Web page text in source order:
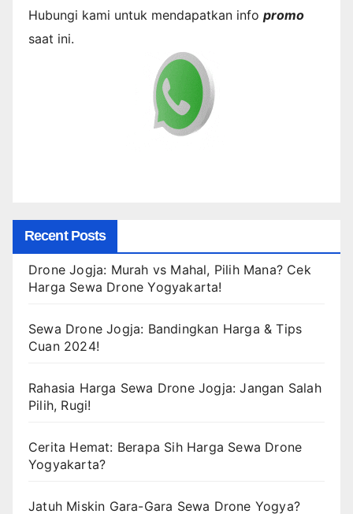
Hubungi kami untuk mendapatkan info promo
saat ini.
Recent Posts
Drone Jogja: Murah vs Mahal, Pilih Mana? Cek
Harga Sewa Drone Yogyakarta!
Sewa Drone Jogja: Bandingkan Harga & Tips
Cuan 2024!
Rahasia Harga Sewa Drone Jogja: Jangan Salah
Pilih, Rugi!
Cerita Hemat: Berapa Sih Harga Sewa Drone
Yogyakarta?
Jatuh Miskin Gara-Gara Sewa Drone Yogya?